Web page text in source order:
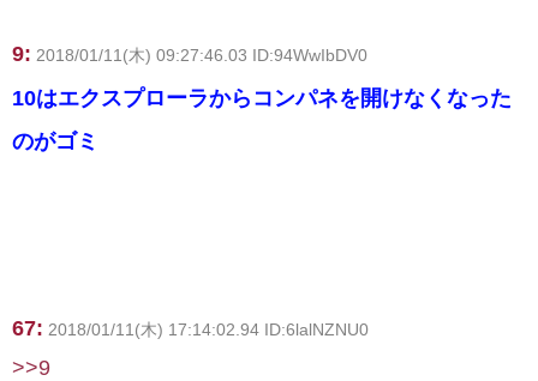
9: 2018/01/11(木) 09:27:46.03 ID:94WwIbDV0
10はエクスプローラからコンパネを開けなくなった
のがゴミ
67: 2018/01/11(木) 17:14:02.94 ID:6lalNZNU0
>>9